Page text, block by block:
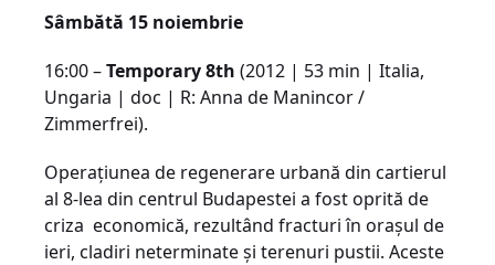
Sâmbătă 15 noiembrie
16:00 –Temporary 8th (2012 | 53 min | Italia,
Ungaria | doc | R: Anna de Manincor /
Zimmerfrei).
Operațiunea de regenerare urbană din cartierul
al 8-lea din centrul Budapestei a fost oprită de
criza economică, rezultând fracturi în orașul de
ieri, cladiri neterminate și terenuri pustii. Aceste